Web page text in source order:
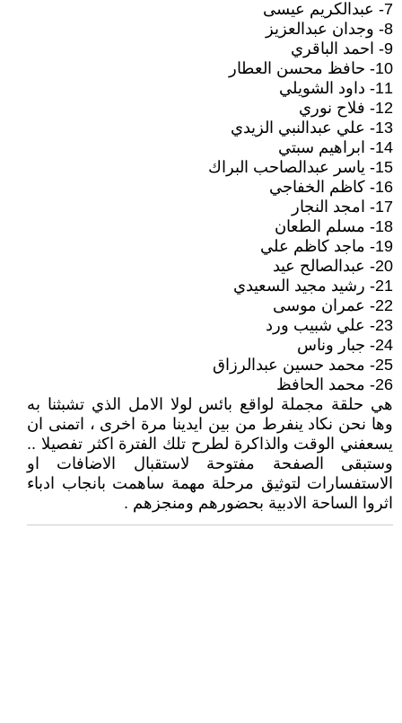
7- عبدالكريم عيسى
8- وجدان عبدالعزيز
9- احمد الباقري
10- حافظ محسن العطار
11- داود الشويلي
12- فلاح نوري
13- علي عبدالنبي الزيدي
14- ابراهيم سبتي
15- ياسر عبدالصاحب البراك
16- كاظم الخفاجي
17- امجد النجار
18- مسلم الطعان
19- ماجد كاظم علي
20- عبدالصالح عيد
21- رشيد مجيد السعيدي
22- عمران موسى
23- علي شبيب ورد
24- جبار وناس
25- محمد حسين عبدالرزاق
26- محمد الحافظ
هي حلقة مجملة لواقع بائس لولا الامل الذي تشبثنا به
وها نحن نكاد ينفرط من بين ايدينا مرة اخرى ، اتمنى ان
يسعفني الوقت والذاكرة لطرح تلك الفترة اكثر تفصيلا ..
وستبقى الصفحة مفتوحة لاستقبال الاضافات او
الاستفسارات لتوثيق مرحلة مهمة ساهمت بانجاب ادباء
اثروا الساحة الادبية بحضورهم ومنجزهم .